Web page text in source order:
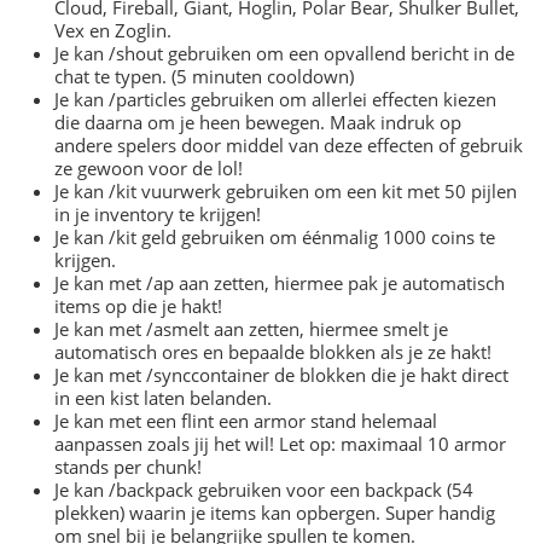
Cloud, Fireball, Giant, Hoglin, Polar Bear, Shulker Bullet,
Vex en Zoglin.
Je kan /shout gebruiken om een opvallend bericht in de
chat te typen. (5 minuten cooldown)
Je kan /particles gebruiken om allerlei effecten kiezen
die daarna om je heen bewegen. Maak indruk op
andere spelers door middel van deze effecten of gebruik
ze gewoon voor de lol!
Je kan /kit vuurwerk gebruiken om een kit met 50 pijlen
in je inventory te krijgen!
Je kan /kit geld gebruiken om éénmalig 1000 coins te
krijgen.
Je kan met /ap aan zetten, hiermee pak je automatisch
items op die je hakt!
Je kan met /asmelt aan zetten, hiermee smelt je
automatisch ores en bepaalde blokken als je ze hakt!
Je kan met /synccontainer de blokken die je hakt direct
in een kist laten belanden.
Je kan met een flint een armor stand helemaal
aanpassen zoals jij het wil! Let op: maximaal 10 armor
stands per chunk!
Je kan /backpack gebruiken voor een backpack (54
plekken) waarin je items kan opbergen. Super handig
om snel bij je belangrijke spullen te komen.